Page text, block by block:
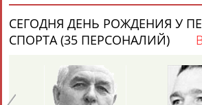
24 персон из 13181
ЕЩЁ
СЕГОДНЯ ДЕНЬ РОЖДЕНИЯ У
СПОРТА (35 ПЕРСОНАЛИЙ)